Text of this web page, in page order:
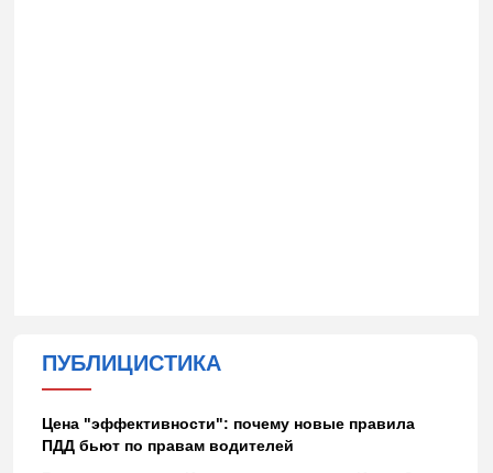
ПУБЛИЦИСТИКА
Цена "эффективности": почему новые правила
ПДД бьют по правам водителей